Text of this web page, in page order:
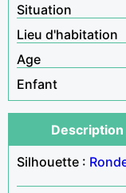
Situation
Lieu d'habitation
Age
Enfant
Silhouette :